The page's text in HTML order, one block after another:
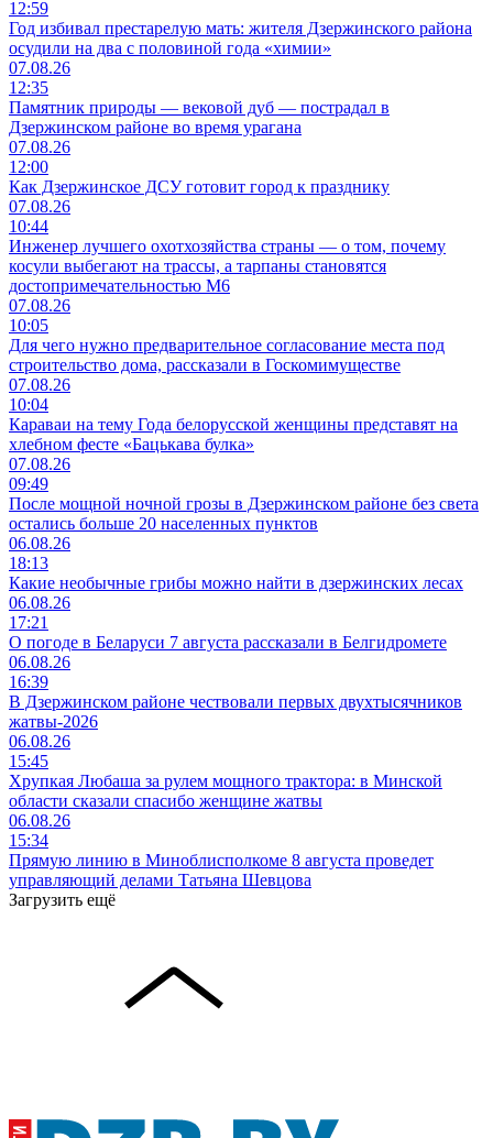
12:59
Год избивал престарелую мать: жителя Дзержинского района
осудили на два с половиной года «химии»
07.08.26
12:35
Памятник природы — вековой дуб — пострадал в
Дзержинском районе во время урагана
07.08.26
12:00
Как Дзержинское ДСУ готовит город к празднику
07.08.26
10:44
Инженер лучшего охотхозяйства страны — о том, почему
косули выбегают на трассы, а тарпаны становятся
достопримечательностью М6
07.08.26
10:05
Для чего нужно предварительное согласование места под
строительство дома, рассказали в Госкомимуществе
07.08.26
10:04
Караваи на тему Года белорусской женщины представят на
хлебном фесте «Бацькава булка»
07.08.26
09:49
После мощной ночной грозы в Дзержинском районе без света
остались больше 20 населенных пунктов
06.08.26
18:13
Какие необычные грибы можно найти в дзержинских лесах
06.08.26
17:21
О погоде в Беларуси 7 августа рассказали в Белгидромете
06.08.26
16:39
В Дзержинском районе чествовали первых двухтысячников
жатвы-2026
06.08.26
15:45
Хрупкая Любаша за рулем мощного трактора: в Минской
области сказали спасибо женщине жатвы
06.08.26
15:34
Прямую линию в Миноблисполкоме 8 августа проведет
управляющий делами Татьяна Шевцова
Загрузить ещё